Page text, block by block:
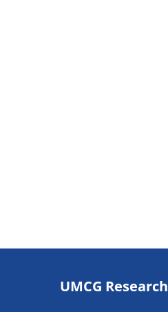
navigatie
UMCG Research